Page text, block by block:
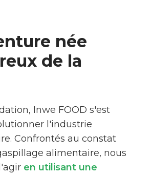
née
de la
Inwe FOOD s'est
l'industrie
Confrontés au constat
alimentaire, nous
en utilisant une